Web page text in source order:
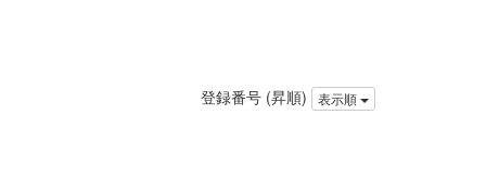
登録番号 (昇順) 表示順